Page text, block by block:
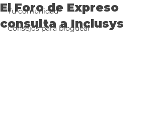
Tu comunidad
Consejos para bloguear
El Foro de Expreso
consulta a Inclusys